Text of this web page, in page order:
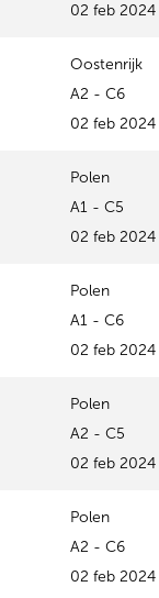
02 feb 2024
Oostenrijk
A2 - C6
02 feb 2024
Polen
A1 - C5
02 feb 2024
Polen
A1 - C6
02 feb 2024
Polen
A2 - C5
02 feb 2024
Polen
A2 - C6
02 feb 2024